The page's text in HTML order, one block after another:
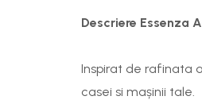
Descriere Essenza
Inspirat de rafinata
casei si mașinii tale.